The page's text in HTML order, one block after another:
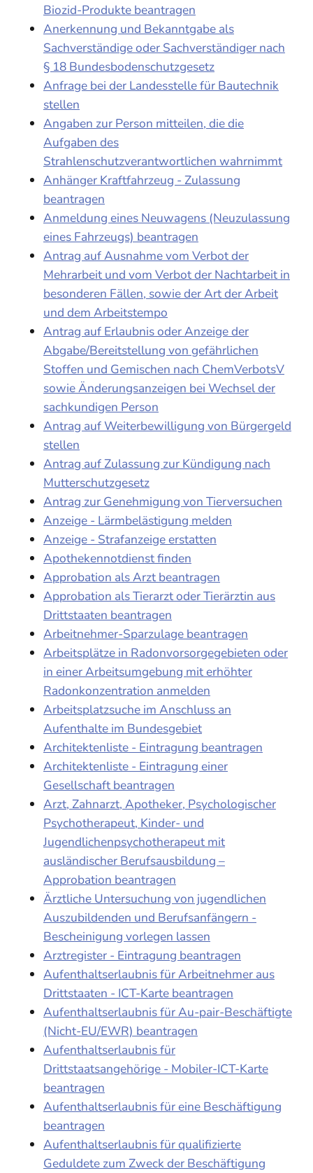
Biozid-Produkte beantragen
Anerkennung und Bekanntgabe als
Sachverständige oder Sachverständiger nach
§ 18 Bundesbodenschutzgesetz
Anfrage bei der Landesstelle für Bautechnik
stellen
Angaben zur Person mitteilen, die die
Aufgaben des
Strahlenschutzverantwortlichen wahrnimmt
Anhänger Kraftfahrzeug - Zulassung
beantragen
Anmeldung eines Neuwagens (Neuzulassung
eines Fahrzeugs) beantragen
Antrag auf Ausnahme vom Verbot der
Mehrarbeit und vom Verbot der Nachtarbeit in
besonderen Fällen, sowie der Art der Arbeit
und dem Arbeitstempo
Antrag auf Erlaubnis oder Anzeige der
Abgabe/Bereitstellung von gefährlichen
Stoffen und Gemischen nach ChemVerbotsV
sowie Änderungsanzeigen bei Wechsel der
sachkundigen Person
Antrag auf Weiterbewilligung von Bürgergeld
stellen
Antrag auf Zulassung zur Kündigung nach
Mutterschutzgesetz
Antrag zur Genehmigung von Tierversuchen
Anzeige - Lärmbelästigung melden
Anzeige - Strafanzeige erstatten
Apothekennotdienst finden
Approbation als Arzt beantragen
Approbation als Tierarzt oder Tierärztin aus
Drittstaaten beantragen
Arbeitnehmer-Sparzulage beantragen
Arbeitsplätze in Radonvorsorgegebieten oder
in einer Arbeitsumgebung mit erhöhter
Radonkonzentration anmelden
Arbeitsplatzsuche im Anschluss an
Aufenthalte im Bundesgebiet
Architektenliste - Eintragung beantragen
Architektenliste - Eintragung einer
Gesellschaft beantragen
Arzt, Zahnarzt, Apotheker, Psychologischer
Psychotherapeut, Kinder- und
Jugendlichenpsychotherapeut mit
ausländischer Berufsausbildung –
Approbation beantragen
Ärztliche Untersuchung von jugendlichen
Auszubildenden und Berufsanfängern -
Bescheinigung vorlegen lassen
Arztregister - Eintragung beantragen
Aufenthaltserlaubnis für Arbeitnehmer aus
Drittstaaten - ICT-Karte beantragen
Aufenthaltserlaubnis für Au-pair-Beschäftigte
(Nicht-EU/EWR) beantragen
Aufenthaltserlaubnis für
Drittstaatsangehörige - Mobiler-ICT-Karte
beantragen
Aufenthaltserlaubnis für eine Beschäftigung
beantragen
Aufenthaltserlaubnis für qualifizierte
Geduldete zum Zweck der Beschäftigung